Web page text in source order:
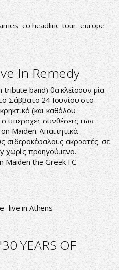
co headline tour europe
In Remedy
band) θα κλείσουν μία
Σάββατο 24 Ιουνίου στο
(και καθόλου
υπέροχες συνθέσεις των
Maiden. Απαιτητικά
σιδεροκέφαλους ακροατές, σε
χωρίς προηγούμενο.
Maiden the Greek FC
live in Athens
YEARS OF